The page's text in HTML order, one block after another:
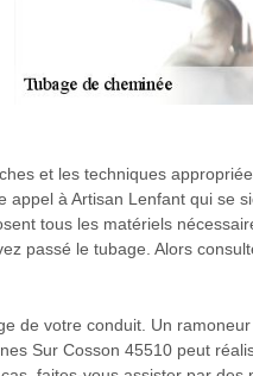
et les techniques
à Artisan Lenfant qui se
tous les matériels
passé le tubage. Alors
votre conduit. Un
Sur Cosson 45510 peut